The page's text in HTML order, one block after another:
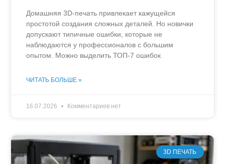
Домашняя 3D-печать привлекает кажущейся
простотой создания сложных деталей. Но новички
допускают типичные ошибки, которые не
наблюдаются у профессионалов с большим
опытом. Можно выделить ТОП-7 ошибок
ЧИТАТЬ БОЛЬШЕ »
16.07.2026 Комментариев нет
3D ПЕЧАТЬ